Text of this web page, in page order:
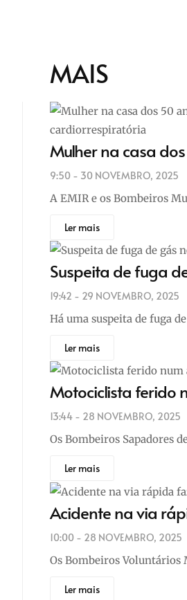
MAIS
Mulher na casa
9:50 - 30 NOVEMBRO, 2025
A EMIR e os Bombeiros
Ler mais
Suspeita de fuga
19:42 - 29 NOVEMBRO, 2025
Há uma suspeita de fuga
Ler mais
Motociclista ferido
13:44 - 28 NOVEMBRO, 2025
Os Bombeiros Sapadores
Ler mais
Acidente na via
10:00 - 28 NOVEMBRO, 2025
Os Bombeiros Voluntários
Ler mais